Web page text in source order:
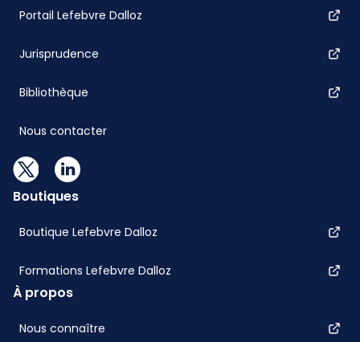
Portail Lefebvre Dalloz
Jurisprudence
Bibliothèque
Nous contacter
Boutiques
Boutique Lefebvre Dalloz
Formations Lefebvre Dalloz
À propos
Nous connaître